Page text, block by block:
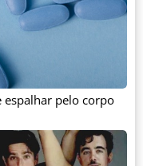
espalhar pelo corpo